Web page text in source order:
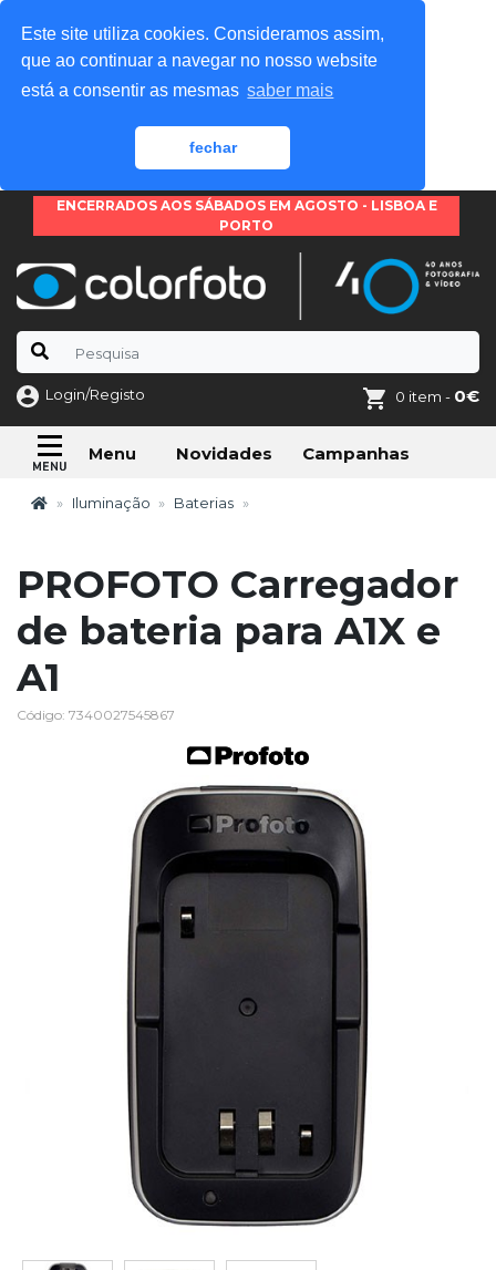
Este site utiliza cookies. Consideramos assim,
que ao continuar a navegar no nosso website
está a consentir as mesmas saber mais
fechar
ENCERRADOS AOS SÁBADOS EM AGOSTO - LISBOA E
PORTO
Login/Registo 0 item - 0€
Menu Novidades Campanhas
Iluminação Baterias
PROFOTO Carregador
de bateria para A1X e
A1
Código: 7340027545867